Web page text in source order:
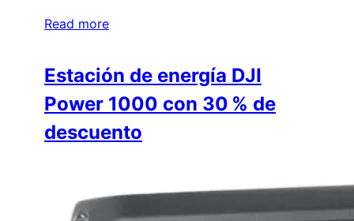
Read more
Estación de energía DJI
Power 1000 con 30 % de
descuento